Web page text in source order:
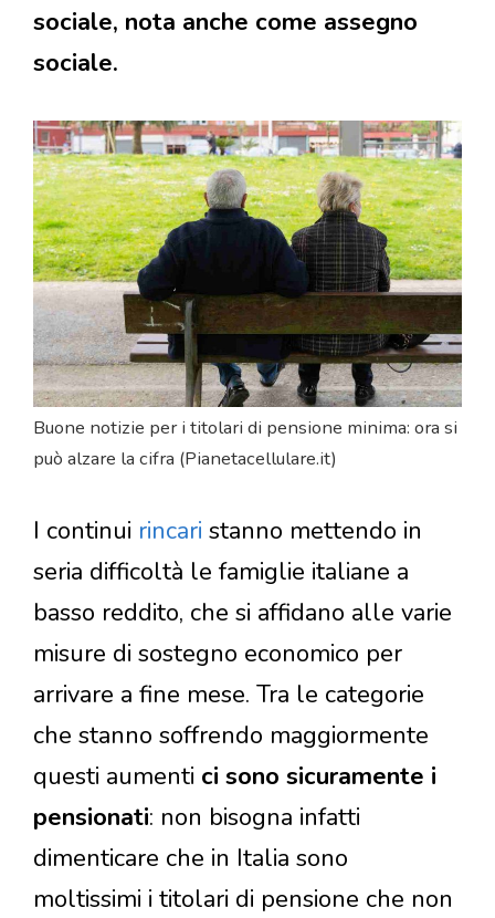
sociale, nota anche come assegno
sociale.
Buone notizie per i titolari di pensione minima: ora si
può alzare la cifra (Pianetacellulare.it)
I continui rincari stanno mettendo in
seria difficoltà le famiglie italiane a
basso reddito, che si affidano alle varie
misure di sostegno economico per
arrivare a fine mese. Tra le categorie
che stanno soffrendo maggiormente
questi aumenti ci sono sicuramente i
pensionati: non bisogna infatti
dimenticare che in Italia sono
moltissimi i titolari di pensione che non